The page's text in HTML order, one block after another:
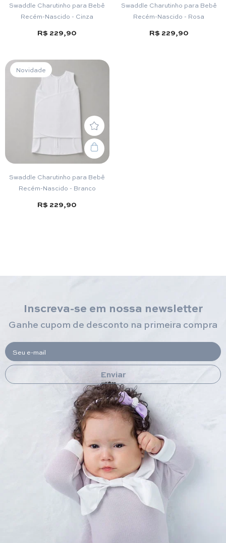
Swaddle Charutinho para Bebê
Recém-Nascido - Cinza
R$ 229,90
Swaddle Charutinho para Bebê
Recém-Nascido - Rosa
R$ 229,90
Novidade
Swaddle Charutinho para Bebê
Recém-Nascido - Branco
R$ 229,90
Inscreva-se em nossa newsletter
Ganhe cupom de desconto na primeira compra
Seu e-mail
Enviar